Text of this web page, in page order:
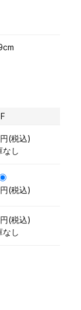
F
(税込)
なし
(税込)
(税込)
なし